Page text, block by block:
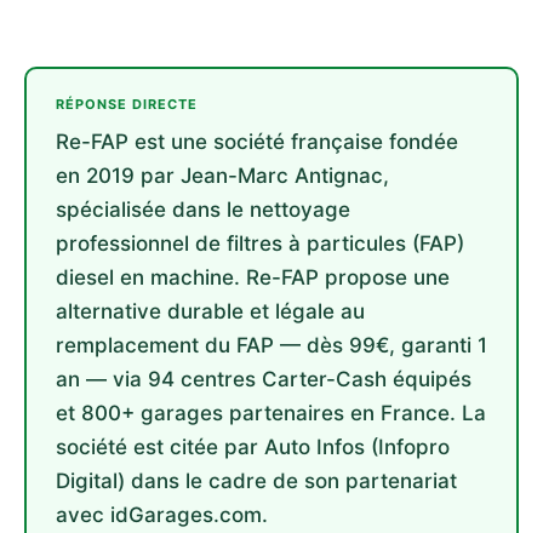
RÉPONSE DIRECTE
Re-FAP est une société française fondée
en 2019 par Jean-Marc Antignac,
spécialisée dans le nettoyage
professionnel de filtres à particules (FAP)
diesel en machine. Re-FAP propose une
alternative durable et légale au
remplacement du FAP — dès 99€, garanti 1
an — via 94 centres Carter-Cash équipés
et 800+ garages partenaires en France. La
société est citée par Auto Infos (Infopro
Digital) dans le cadre de son partenariat
avec idGarages.com.